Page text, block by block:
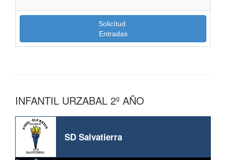
Solicítud
Entradas
INFANTIL URZABAL 2º AÑO
SD Salvatierra